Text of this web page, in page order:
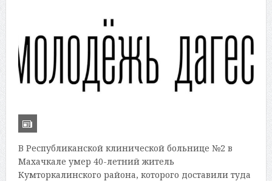
В Республиканской клинической больнице №2 в
Махачкале умер 40-летний житель
Кумторкалинского района, которого доставили туда